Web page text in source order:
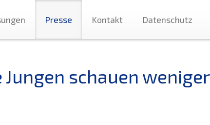
Presse Kontakt Datenschutz
Jungen schauen weniger